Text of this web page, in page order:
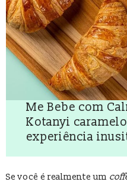
Me Bebe com
Kotanyi
experiência
Se você é realmente um